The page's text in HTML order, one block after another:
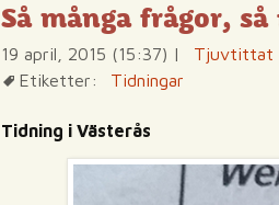
Så många frågor,
19 april, 2015 (15:37) | Tjuvtittat
Etiketter:
Tidningar
Tidning i Västerås